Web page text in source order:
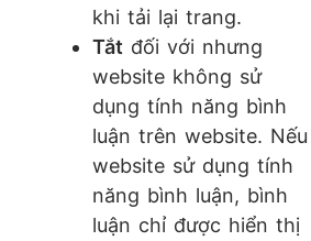
khi tải lại trang.
Tắt đối với nhưng
website không sử
dụng tính năng bình
luận trên website. Nếu
website sử dụng tính
năng bình luận, bình
luận chỉ được hiển thị